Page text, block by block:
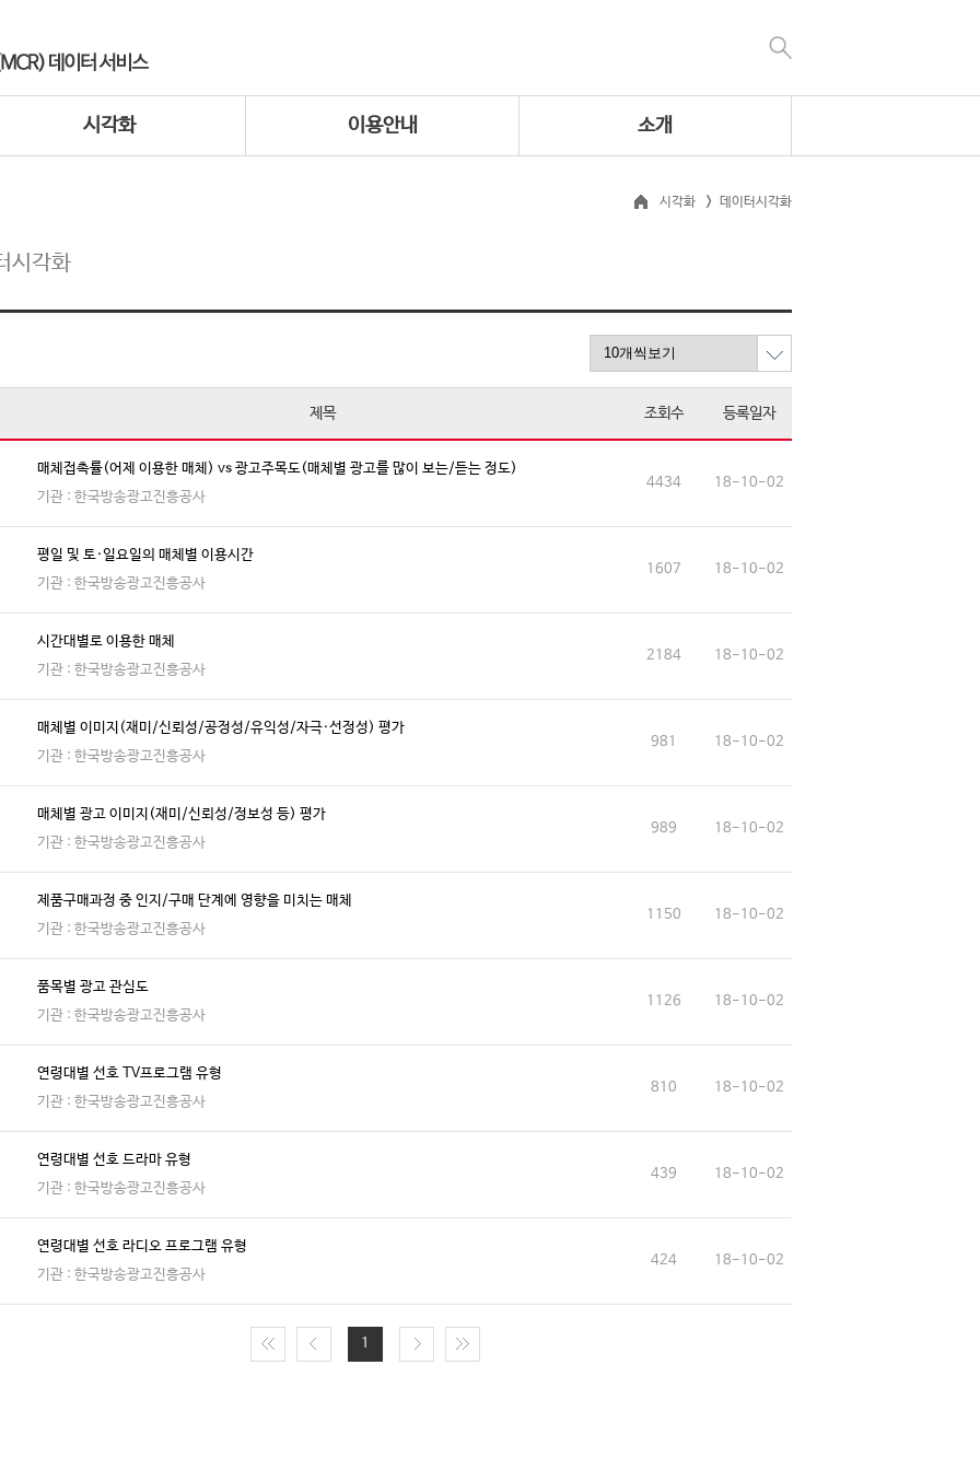
시각화 이용안내 소개
시각화 데이터시각화
시각화
제목 조회수 등록일자
매체접촉률(어제 이용한 매체) vs 광고주목도(매체별 광고를 많이 보는/듣는 정도)
기관 : 한국방송광고진흥공사
4434 18-10-02
평일 및 토·일요일의 매체별 이용시간
기관 : 한국방송광고진흥공사
1607 18-10-02
시간대별로 이용한 매체
기관 : 한국방송광고진흥공사
2184 18-10-02
매체별 이미지(재미/신뢰성/공정성/유익성/자극·선정성) 평가
기관 : 한국방송광고진흥공사
981 18-10-02
매체별 광고 이미지(재미/신뢰성/정보성 등) 평가
기관 : 한국방송광고진흥공사
989 18-10-02
제품구매과정 중 인지/구매 단계에 영향을 미치는 매체
기관 : 한국방송광고진흥공사
1150 18-10-02
품목별 광고 관심도
기관 : 한국방송광고진흥공사
1126 18-10-02
연령대별 선호 TV프로그램 유형
기관 : 한국방송광고진흥공사
810 18-10-02
연령대별 선호 드라마 유형
기관 : 한국방송광고진흥공사
439 18-10-02
연령대별 선호 라디오 프로그램 유형
기관 : 한국방송광고진흥공사
424 18-10-02
1